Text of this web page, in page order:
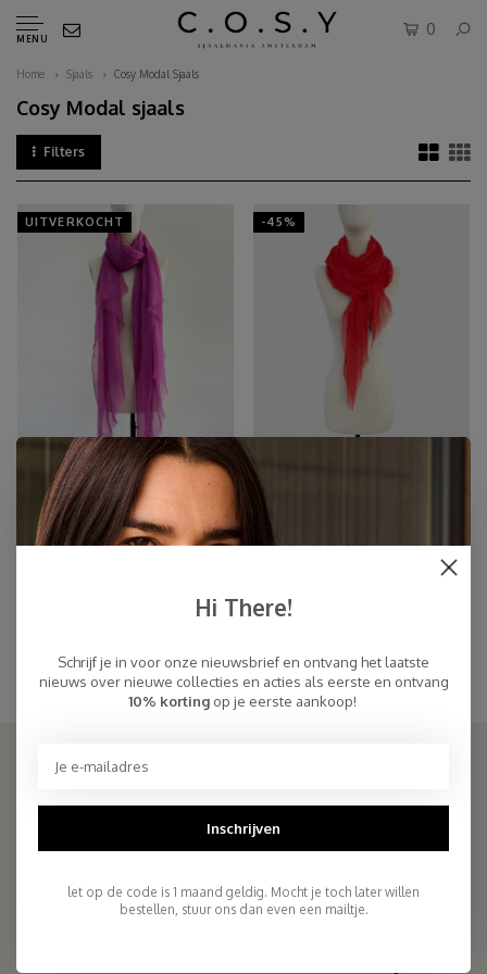
MENU
0
Home Sjaals Cosy Modal Sjaals
Cosy Modal sjaals
Filters
UITVERKOCHT
Sjaal Cosy Solid Spring Crocus
€89,95 €49,47
-45%
Sjaal Cosy Solid Tangerine
Tango
Zomersjaals in een luxe modal/cashmere mix in prachtige effen kleuren en
verfijnde paisley prints
COSY & CHIC - Luxe, basic sjaals van natuurlijke materialen in vele
Hi There!
Schrijf je in voor onze nieuwsbrief en ontvang het laatste
nieuws over nieuwe collecties en acties als eerste en ontvang
10% korting op je eerste aankoop!
Inschrijven
let op de code is 1 maand geldig. Mocht je toch later willen
bestellen, stuur ons dan even een mailtje.